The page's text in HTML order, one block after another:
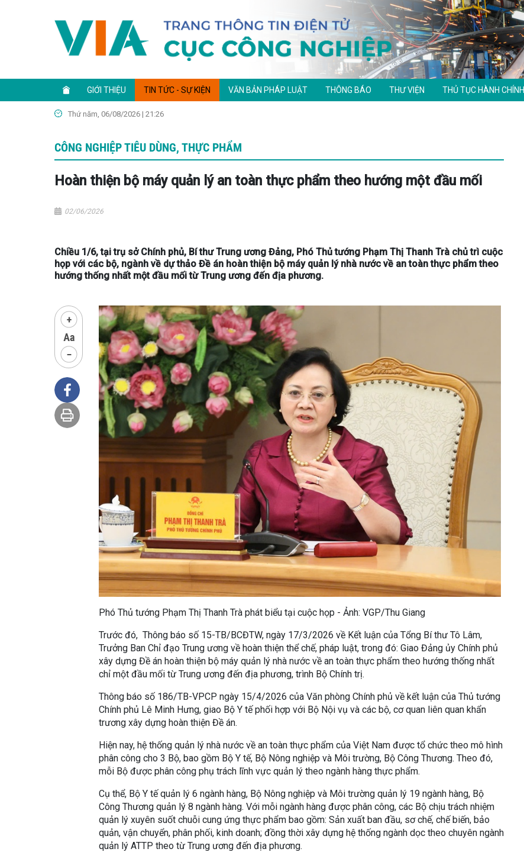
GIỚI THIỆU TIN TỨC - SỰ KIỆN VĂN BẢN PHÁP LUẬT THÔNG BÁO THƯ VIỆN THỦ TỤC HÀNH CHÍNH
Thứ năm, 06/08/2026 | 21:26
CÔNG NGHIỆP TIÊU DÙNG, THỰC PHẨM
Hoàn thiện bộ máy quản lý an toàn thực phẩm theo hướng một đầu mối
02/06/2026
Chiều 1/6, tại trụ sở Chính phủ, Bí thư Trung ương Đảng, Phó Thủ tướng Phạm Thị Thanh Trà chủ trì cuộc
họp với các bộ, ngành về dự thảo Đề án hoàn thiện bộ máy quản lý nhà nước về an toàn thực phẩm theo
hướng thống nhất một đầu mối từ Trung ương đến địa phương.
Phó Thủ tướng Phạm Thị Thanh Trà phát biểu tại cuộc họp - Ảnh: VGP/Thu Giang
Trước đó, Thông báo số 15-TB/BCĐTW, ngày 17/3/2026 về Kết luận của Tổng Bí thư Tô Lâm,
Trưởng Ban Chỉ đạo Trung ương về hoàn thiện thể chế, pháp luật, trong đó: Giao Đảng ủy Chính phủ
xây dựng Đề án hoàn thiện bộ máy quản lý nhà nước về an toàn thực phẩm theo hướng thống nhất
chỉ một đầu mối từ Trung ương đến địa phương, trình Bộ Chính trị.
Thông báo số 186/TB-VPCP ngày 15/4/2026 của Văn phòng Chính phủ về kết luận của Thủ tướng
Chính phủ Lê Minh Hưng, giao Bộ Y tế phối hợp với Bộ Nội vụ và các bộ, cơ quan liên quan khẩn
trương xây dựng hoàn thiện Đề án.
Hiện nay, hệ thống quản lý nhà nước về an toàn thực phẩm của Việt Nam được tổ chức theo mô hình
phân công cho 3 Bộ, bao gồm Bộ Y tế, Bộ Nông nghiệp và Môi trường, Bộ Công Thương. Theo đó,
mỗi Bộ được phân công phụ trách lĩnh vực quản lý theo ngành hàng thực phẩm.
Cụ thể, Bộ Y tế quản lý 6 ngành hàng, Bộ Nông nghiệp và Môi trường quản lý 19 ngành hàng, Bộ
Công Thương quản lý 8 ngành hàng. Với mỗi ngành hàng được phân công, các Bộ chịu trách nhiệm
quản lý xuyên suốt chuỗi cung ứng thực phẩm bao gồm: Sản xuất ban đầu, sơ chế, chế biến, bảo
quản, vận chuyển, phân phối, kinh doanh; đồng thời xây dựng hệ thống ngành dọc theo chuyên ngành
quản lý ATTP theo từ Trung ương đến địa phương.